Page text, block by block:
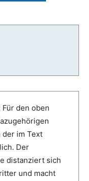
den oben
im Text
Der
distanziert sich
und macht